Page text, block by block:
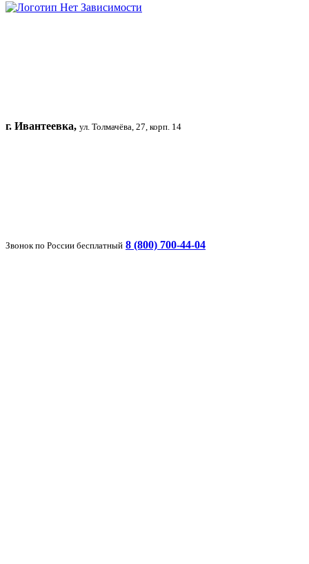
г. Ивантеевка, ул. Толмачёва, 27, корп. 14
Звонок по России бесплатный 8 (800) 700-44-04